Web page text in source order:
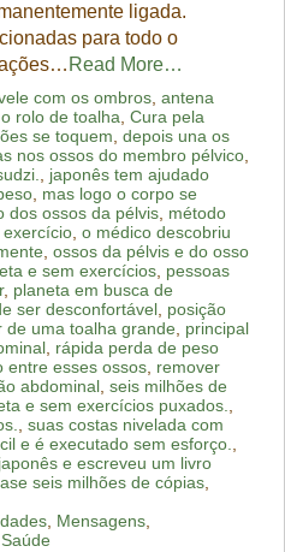
ligada.
para todo o
Read More…
com os ombros, antena
rolo de toalha Cura pela
se toquem depois una os
nos ossos do membro pélvico,
japonês tem ajudado
, mas logo o corpo se
dos ossos da pélvis, método
, o médico descobriu
ossos da pélvis e do osso
e sem exercícios, pessoas
, planeta em busca de
ser desconfortável, posição
de uma toalha grande
principal
, rápida perda de peso
entre esses ossos, remover
abdominal, seis milhões de
e sem exercícios puxados.
suas costas nivelada com
e é executado sem esforço.
e escreveu um livro
seis milhões de cópias,
, Mensagens,
Saúde